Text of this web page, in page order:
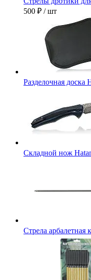
500 ₽ / шт
Разделочная доска
Складной нож
Стрела